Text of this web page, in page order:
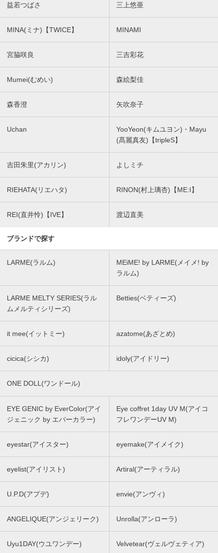
益若つばさ 三上悠亜
MINA(ミナ)【TWICE】 MINAMI
宮脇咲良 三吉彩花
Mumei(むめい) 森絵梨佳
森香澄 矢吹奈子
Uchan
YooYeon(キムユヨン)・Mayu
(髙麗真友)【tripleS】
吉田朱里(アカリン) よしミチ
RIEHATA(リエハタ) RINON(村上璃杏)【ME:I】
REI(直井怜)【IVE】 渡辺直美
ブランドで探す
LARME(ラルム)
MEiME! by LARME(メイメ! by
ラルム)
LARME MELTY SERIES(ラル
ムメルティシリーズ)
Betties(ベティーズ)
it mee(イットミー) azatome(あざとめ)
cicica(シシカ) idoly(アイドリー)
ONE DOLL(ワンドール)
EYE GENIC by EverColor(アイ
ジェニック by エバーカラー)
Eye coffret 1day UV M(アイコ
フレワンデーUV M)
eyestar(アイスター) eyemake(アイメイク)
eyelist(アイリスト) Artiral(アーティラル)
U.P.D(アプデ) envie(アンヴィ)
ANGELIQUE(アンジェリーク) Unrolla(アンローラ)
Uyu1DAY(ウユワンデー) Velvetear(ヴェルヴェティア)